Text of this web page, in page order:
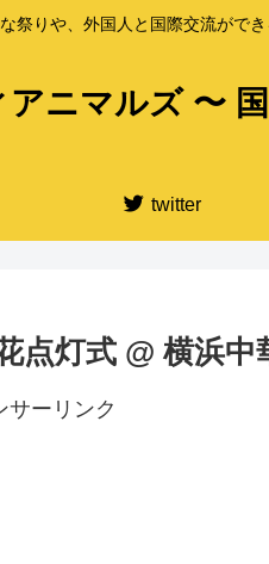
祭りや、外国人と国際交流がで
アニマルズ 〜
twitter
点灯式 @ 横浜中
サーリンク